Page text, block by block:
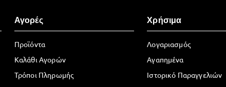
Αγορές
Προϊόντα
Καλάθι Αγορών
Τρόποι Πληρωμής
Χρήσιμα
Λογαριασμός
Αγαπημένα
Ιστορικό Παραγγελιών